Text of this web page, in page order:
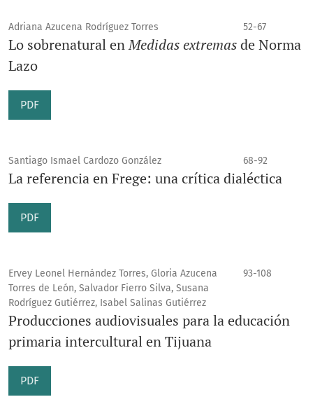
Adriana Azucena Rodríguez Torres 52-67
Lo sobrenatural enMedidas extremasde Norma
Lazo
PDF
Santiago Ismael Cardozo González 68-92
La referencia en Frege: una crítica dialéctica
PDF
Ervey Leonel Hernández Torres, Gloria Azucena
Torres de León, Salvador Fierro Silva, Susana
Rodríguez Gutiérrez, Isabel Salinas Gutiérrez
93-108
Producciones audiovisuales para la educación
primaria intercultural en Tijuana
PDF